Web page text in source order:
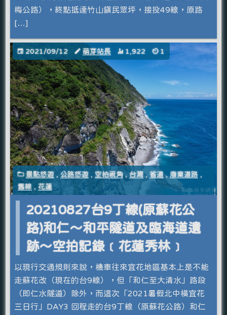
梅公路），終點抵達竹山鎮民眾坪，接投49線，原路
[…]
2021/09/12 萌芽站長 1,922 1
景點悠遊 ,公路悠遊 ,空拍視角,台灣, 省道, 廢棄道路 ,
舊線 ,花蓮
20210827台9丁線(原蘇花公
路)和仁～和平隧道及臨海道遺
跡～空拍記錄﹝花蓮秀林﹞
以現行交通規則來說，機車往來宜花地區基本上是不能
走蘇花改（現在的台9線），但「和仁至大清水」路段
（即仁水隧道）除外，而這次「2021暑假北中橫宜花
三日行」DAY3 回程走的台9丁線（原蘇花公路）和仁